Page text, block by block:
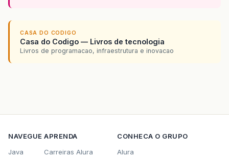
CASA DO CODIGO
Casa do Codigo — Livros de tecnologia
Livros de programacao, infraestrutura e inovacao
NAVEGUE
Java
APRENDA
Carreiras Alura
CONHECA O GRUPO
Alura